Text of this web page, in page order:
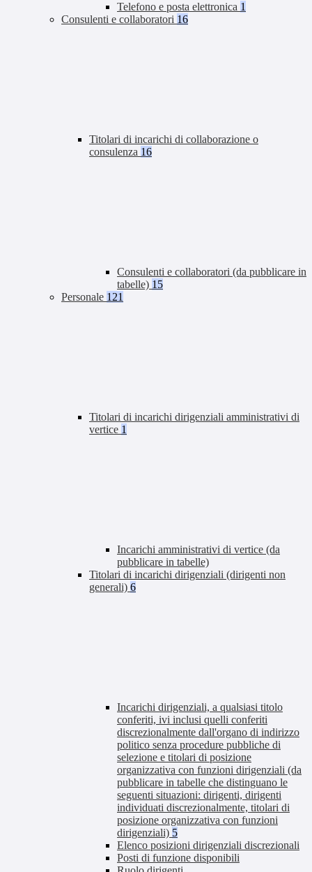
Telefono e posta elettronica 1
Consulenti e collaboratori 16
Titolari di incarichi di collaborazione o
consulenza 16
Consulenti e collaboratori (da pubblicare in
tabelle) 15
Personale 121
Titolari di incarichi dirigenziali amministrativi di
vertice 1
Incarichi amministrativi di vertice (da
pubblicare in tabelle)
Titolari di incarichi dirigenziali (dirigenti non
generali) 6
Incarichi dirigenziali, a qualsiasi titolo
conferiti, ivi inclusi quelli conferiti
discrezionalmente dall'organo di indirizzo
politico senza procedure pubbliche di
selezione e titolari di posizione
organizzativa con funzioni dirigenziali (da
pubblicare in tabelle che distinguano le
seguenti situazioni: dirigenti, dirigenti
individuati discrezionalmente, titolari di
posizione organizzativa con funzioni
dirigenziali) 5
Elenco posizioni dirigenziali discrezionali
Posti di funzione disponibili